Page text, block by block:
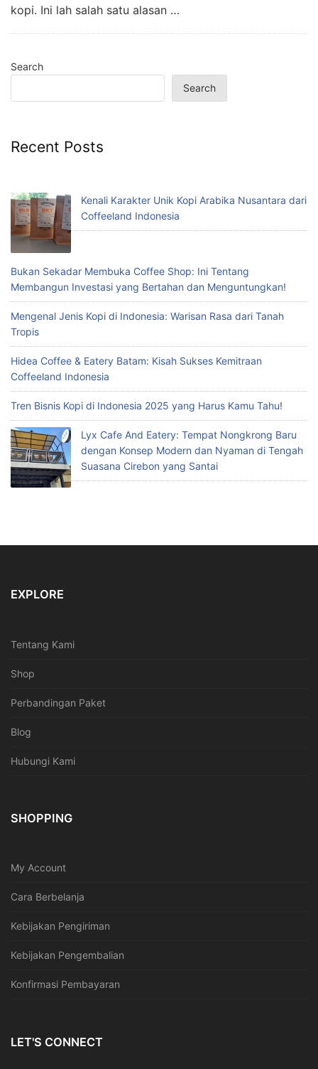
kopi. Ini lah salah satu alasan …
Search
Search
Recent Posts
Kenali Karakter Unik Kopi Arabika Nusantara dari
Coffeeland Indonesia
Bukan Sekadar Membuka Coffee Shop: Ini Tentang
Membangun Investasi yang Bertahan dan Menguntungkan!
Mengenal Jenis Kopi di Indonesia: Warisan Rasa dari Tanah
Tropis
Hidea Coffee & Eatery Batam: Kisah Sukses Kemitraan
Coffeeland Indonesia
Tren Bisnis Kopi di Indonesia 2025 yang Harus Kamu Tahu!
Lyx Cafe And Eatery: Tempat Nongkrong Baru
dengan Konsep Modern dan Nyaman di Tengah
Suasana Cirebon yang Santai
EXPLORE
Tentang Kami
Shop
Perbandingan Paket
Blog
Hubungi Kami
SHOPPING
My Account
Cara Berbelanja
Kebijakan Pengiriman
Kebijakan Pengembalian
Konfirmasi Pembayaran
LET'S CONNECT